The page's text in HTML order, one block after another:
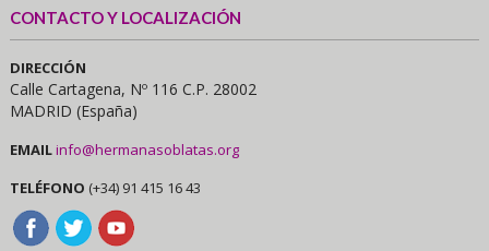
CONTACTO Y LOCALIZACIÓN
DIRECCIÓN
Calle Cartagena, Nº 116 C.P. 28002
MADRID (España)
EMAILinfo@hermanasoblatas.org
TELÉFONO (+34) 91 415 16 43